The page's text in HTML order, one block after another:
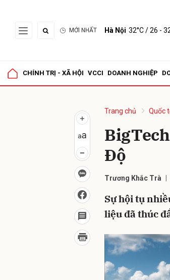
MỚI NHẤT Hà Nội 32°C/ 26 -
CHÍNH TRỊ - XÃ HỘI VCCI DOANH NGHIỆP
Trang chủ Quốc
Độ
Trương Khắc Trà
Sự hội tụ
liệu đã thúc